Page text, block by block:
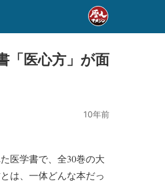
「医心方」が面
10年前
医学書で、全30巻の大
は、一体どんな本だっ